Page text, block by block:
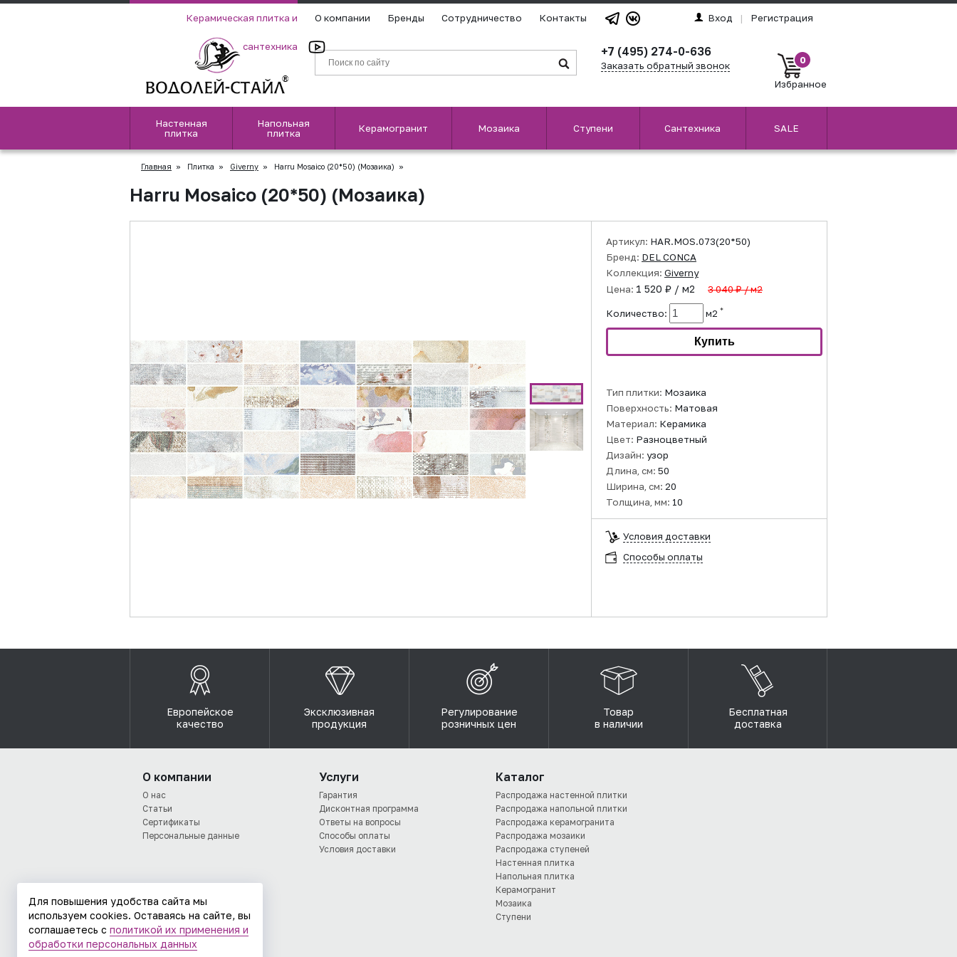
Керамическая плитка и
сантехника
О компании Бренды Сотрудничество Контакты Вход | Регистрация
+7 (495) 274-0-636
Заказать обратный звонок 0
Избранное
Настенная
плитка
Напольная
плитка
Керамогранит Мозаика Ступени Сантехника SALE
Главная » Плитка » Giverny » Harru Mosaico (20*50) (Мозаика) »
Harru Mosaico (20*50) (Мозаика)
Артикул: HAR.MOS.073(20*50)
Бренд: DEL CONCA
Коллекция: Giverny
Цена: 1 520 ₽ / м2 3 040 ₽ / м2
Количество: м2 *
Тип плитки: Мозаика
Поверхность: Матовая
Материал: Керамика
Цвет: Разноцветный
Дизайн: узор
Длина, см: 50
Ширина, см: 20
Толщина, мм: 10
Условия доставки
Способы оплаты
Европейское
качество
Эксклюзивная
продукция
Регулирование
розничных цен
Товар
в наличии
Бесплатная
доставка
О компании
О нас
Статьи
Сертификаты
Персональные данные
Услуги
Гарантия
Дисконтная программа
Ответы на вопросы
Способы оплаты
Условия доставки
Каталог
Распродажа настенной плитки
Распродажа напольной плитки
Распродажа керамогранита
Распродажа мозаики
Распродажа ступеней
Настенная плитка
Напольная плитка
Керамогранит
Мозаика
Ступени
Для повышения удобства сайта мы
используем cookies. Оставаясь на сайте, вы
соглашаетесь с политикой их применения и
обработки персональных данных